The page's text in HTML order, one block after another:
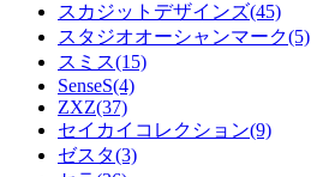
スカジットデザインズ(45)
スタジオオーシャンマーク(5)
スミス(15)
SenseS(4)
ZXZ(37)
セイカイコレクション(9)
ゼスタ(3)